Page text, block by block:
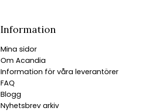
Information
Mina sidor
Om Acandia
Information för våra leverantörer
FAQ
Blogg
Nyhetsbrev arkiv